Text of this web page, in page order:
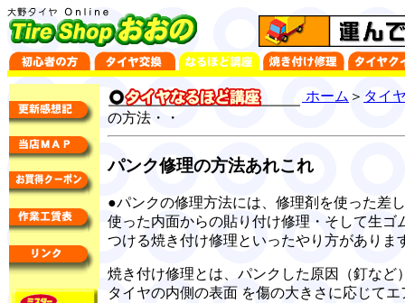
ホーム ＞ タイ
の方法・・
パンク修理の方法あれこれ
●パンクの修理方法には、修理剤を使った差
使った内面からの貼り付け修理・そして生ゴ
つける焼き付け修理といったやり方がありま
焼き付け修理とは、パンクした原因（釘など
タイヤの内側の表面 を傷の大きさに応じて